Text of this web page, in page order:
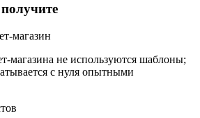
магазин
магазина не используются шаблоны;
с нуля опытными